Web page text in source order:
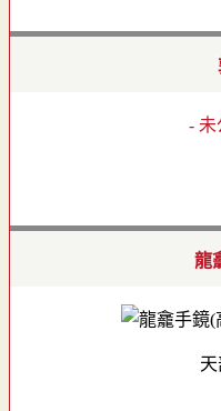
- 未
龍